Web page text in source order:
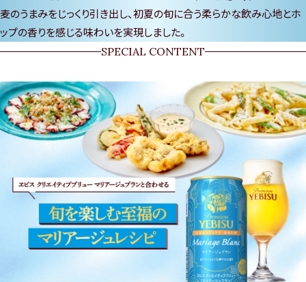
麦のうまみをじっくり引き出し、初夏の旬に合う柔らかな飲み心地とホ
ップの香りを感じる味わいを実現しました。
SPECIAL CONTENT